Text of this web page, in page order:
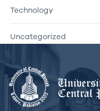
Technology
Uncategorized